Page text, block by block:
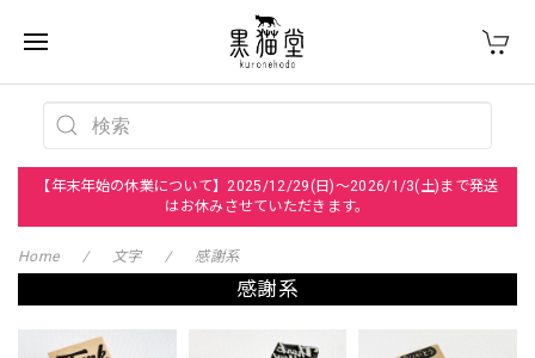
【年末年始の休業について】2025/12/29(日)～2026/1/3(土)まで発送
はお休みさせていただきます。
Home 文字 感謝系
感謝系